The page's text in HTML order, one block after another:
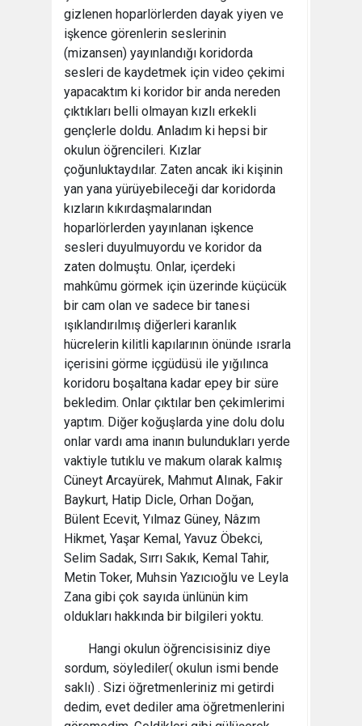
gizlenen hoparlörlerden dayak yiyen ve
işkence görenlerin seslerinin
(mizansen) yayınlandığı koridorda
sesleri de kaydetmek için video çekimi
yapacaktım ki koridor bir anda nereden
çıktıkları belli olmayan kızlı erkekli
gençlerle doldu. Anladım ki hepsi bir
okulun öğrencileri. Kızlar
çoğunluktaydılar. Zaten ancak iki kişinin
yan yana yürüyebileceği dar koridorda
kızların kıkırdaşmalarından
hoparlörlerden yayınlanan işkence
sesleri duyulmuyordu ve koridor da
zaten dolmuştu. Onlar, içerdeki
mahkûmu görmek için üzerinde küçücük
bir cam olan ve sadece bir tanesi
ışıklandırılmış diğerleri karanlık
hücrelerin kilitli kapılarının önünde ısrarla
içerisini görme içgüdüsü ile yığılınca
koridoru boşaltana kadar epey bir süre
bekledim. Onlar çıktılar ben çekimlerimi
yaptım. Diğer koğuşlarda yine dolu dolu
onlar vardı ama inanın bulundukları yerde
vaktiyle tutıklu ve makum olarak kalmış
Cüneyt Arcayürek, Mahmut Alınak, Fakir
Baykurt, Hatip Dicle, Orhan Doğan,
Bülent Ecevit, Yılmaz Güney, Nâzım
Hikmet, Yaşar Kemal, Yavuz Öbekci,
Selim Sadak, Sırrı Sakık, Kemal Tahir,
Metin Toker, Muhsin Yazıcıoğlu ve Leyla
Zana gibi çok sayıda ünlünün kim
oldukları hakkında bir bilgileri yoktu.
Hangi okulun öğrencisisiniz diye
sordum, söylediler( okulun ismi bende
saklı) . Sizi öğretmenleriniz mi getirdi
dedim, evet dediler ama öğretmenlerini